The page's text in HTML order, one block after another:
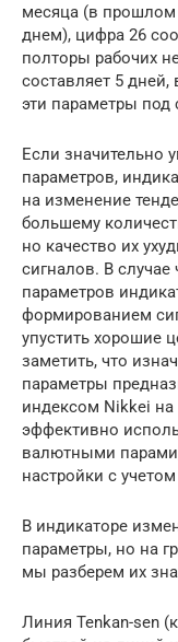
месяца (в
днем), цифра 26
полторы рабочих
составляет 5
эти параметры
Если значительно
параметров,
на изменение
большему
но качество их
сигналов. В случае
параметров
формированием
упустить хорошие
заметить, что
параметры
индексом Nikkei
эффективно
валютными
настройки с
В индикаторе
параметры, но на
мы разберем их
Линия Tenkan-sen